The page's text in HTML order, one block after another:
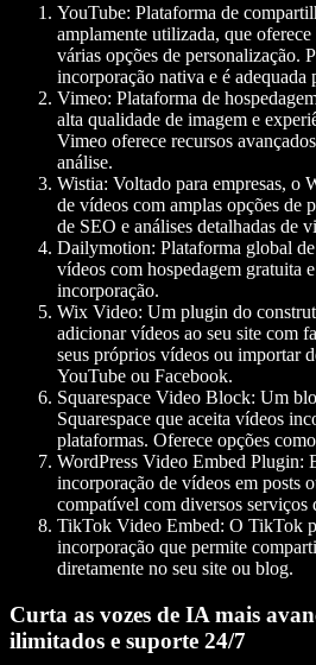
YouTube: Plataforma de
amplamente utilizada, que
várias opções de personalização.
incorporação nativa e é adequada
Vimeo: Plataforma de
alta qualidade de imagem e
Vimeo oferece recursos
análise.
Wistia: Voltado para empresas, o
de vídeos com amplas opções de
de SEO e análises detalhadas de
Dailymotion: Plataforma global
vídeos com hospedagem gratuita
incorporação.
Wix Video: Um plugin do
adicionar vídeos ao seu site com
seus próprios vídeos ou importar
YouTube ou Facebook.
Squarespace Video Block: Um
Squarespace que aceita vídeos
plataformas. Oferece opções
WordPress Video Embed Plugin:
incorporação de vídeos em posts
compatível com diversos serviços
TikTok Video Embed: O TikTok
incorporação que permite
diretamente no seu site ou blog.
Curta as vozes de IA mais
ilimitados e suporte 24/7